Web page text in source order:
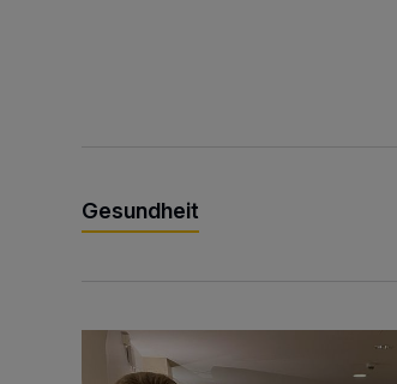
Gesundheit
Bethesda eröffnet ein innovatives